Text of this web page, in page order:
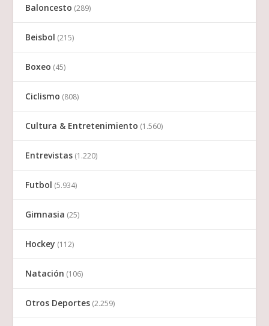
Baloncesto (289)
Beisbol (215)
Boxeo (45)
Ciclismo (808)
Cultura & Entretenimiento (1.560)
Entrevistas (1.220)
Futbol (5.934)
Gimnasia (25)
Hockey (112)
Natación (106)
Otros Deportes (2.259)